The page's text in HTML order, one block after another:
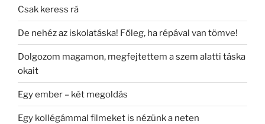
Csak keress rá
De nehéz az iskolatáska! Főleg, ha répával van tömve!
Dolgozom magamon, megfejtettem a szem alatti táska
okait
Egy ember – két megoldás
Egy kollégámmal filmeket is nézünk a neten